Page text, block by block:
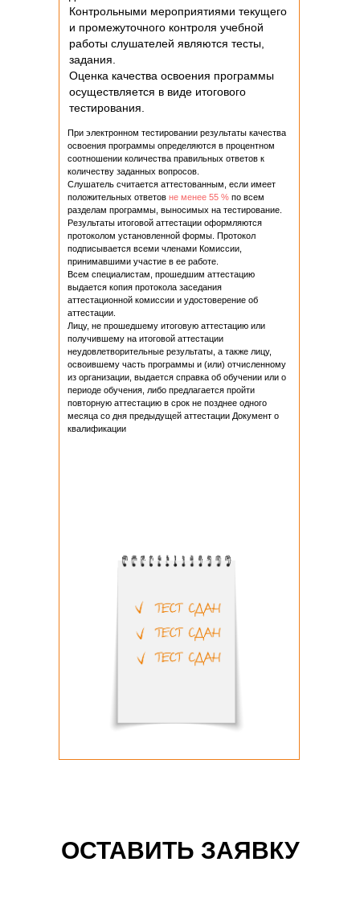
Контрольными мероприятиями текущего
и промежуточного контроля учебной
работы слушателей являются тесты,
задания.
Оценка качества освоения программы
осуществляется в виде итогового
тестирования.
При электронном тестировании результаты качества
освоения программы определяются в процентном
соотношении количества правильных ответов к
количеству заданных вопросов.
Слушатель считается аттестованным, если имеет
положительных ответов не менее 55 % по всем
разделам программы, выносимых на тестирование.
Результаты итоговой аттестации оформляются
протоколом установленной формы. Протокол
подписывается всеми членами Комиссии,
принимавшими участие в ее работе.
Всем специалистам, прошедшим аттестацию
выдается копия протокола заседания
аттестационной комиссии и удостоверение об
аттестации.
Лицу, не прошедшему итоговую аттестацию или
получившему на итоговой аттестации
неудовлетворительные результаты, а также лицу,
освоившему часть программы и (или) отчисленному
из организации, выдается справка об обучении или о
периоде обучения, либо предлагается пройти
повторную аттестацию в срок не позднее одного
месяца со дня предыдущей аттестации Документ о
квалификации
ОСТАВИТЬ ЗАЯВКУ